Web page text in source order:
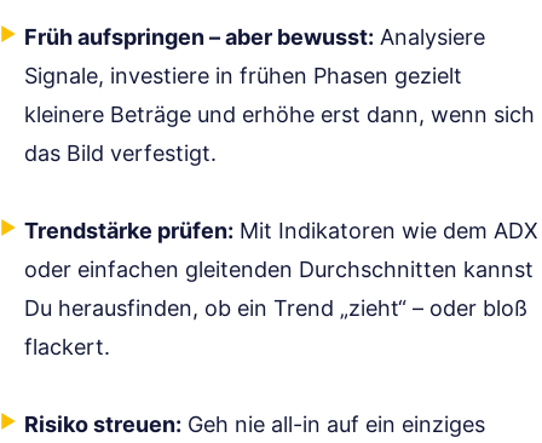
Früh aufspringen – aber bewusst: Analysiere
Signale, investiere in frühen Phasen gezielt
kleinere Beträge und erhöhe erst dann, wenn sich
das Bild verfestigt.
Trendstärke prüfen: Mit Indikatoren wie dem ADX
oder einfachen gleitenden Durchschnitten kannst
Du herausfinden, ob ein Trend „zieht“ – oder bloß
flackert.
Risiko streuen: Geh nie all-in auf ein einziges